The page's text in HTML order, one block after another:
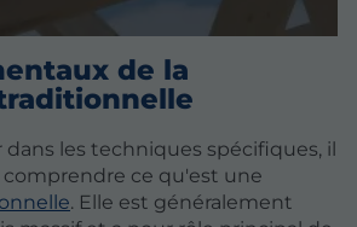
de la
les techniques spécifiques, il
ce qu'est une
. Elle est généralement